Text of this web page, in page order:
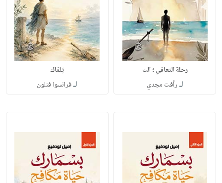
رحلة التعافي ؛ الت
لـ رأفت مجدي
تِلمَاك
لـفرانسوا فنلون